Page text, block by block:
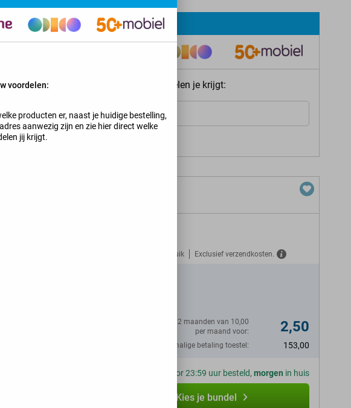
Belsimpel?
jouw adres en zie meteen welke voordelen je krijgt:
Internet
kortingen en extra's jij kunt krijgen
Gratis verzekerd tegen misbruik Exclusief verzendkosten.
Eerste 12 maanden van 10,00
per maand voor:
2,50
Eenmalige betaling toestel: 153,00
Voor 23:59 uur besteld, morgen in huis
Kies je bundel
voordelen:
producten er, naast je huidige bestelling,
aanwezig zijn en zie hier direct welke
jij krijgt.